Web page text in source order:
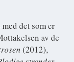
det som er
av de
(2012),